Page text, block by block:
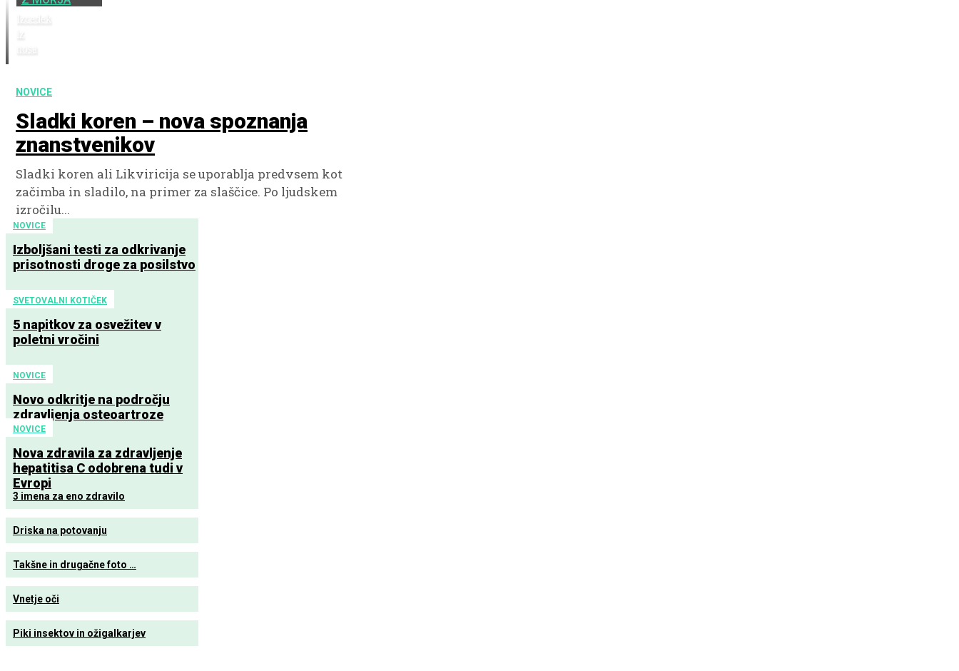
NOVICE
Sladki koren – nova spoznanja
znanstvenikov
Sladki koren ali Likviricija se uporablja predvsem kot
začimba in sladilo, na primer za slaščice. Po ljudskem
izročilu...
NOVICE
Izboljšani testi za odkrivanje
prisotnosti droge za posilstvo
SVETOVALNI KOTIČEK
5 napitkov za osvežitev v
poletni vročini
NOVICE
Novo odkritje na področju
zdravljenja osteoartroze
NOVICE
Nova zdravila za zdravljenje
hepatitisa C odobrena tudi v
Evropi
3 imena za eno zdravilo
Driska na potovanju
Takšne in drugačne foto …
Vnetje oči
Piki insektov in ožigalkarjev